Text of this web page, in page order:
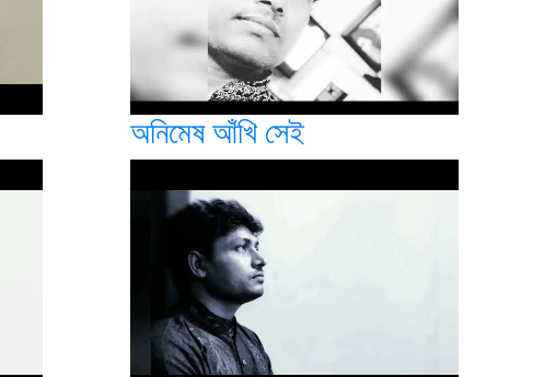
অনিমেষ আঁখি সেই